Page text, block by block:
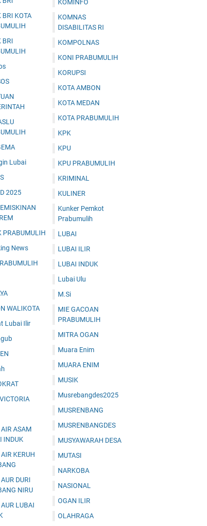
BRI KOTA
BRI
Lubai
2025
PRABUMULIH
News
WALIKOTA
Lubai Ilir
AIR ASAM
INDUK
AIR KERUH
DURI
NIRU
AUR LUBAI
KOMINFO
KOMNAS
DISABILITAS RI
KOMPOLNAS
KONI PRABUMULIH
KORUPSI
KOTA AMBON
KOTA MEDAN
KOTA PRABUMULIH
KPK
KPU
KPU PRABUMULIH
KRIMINAL
KULINER
Kunker Pemkot
Prabumulih
LUBAI
LUBAI ILIR
LUBAI INDUK
Lubai Ulu
M.Si
MIE GACOAN
PRABUMULIH
MITRA OGAN
Muara Enim
MUARA ENIM
MUSIK
Musrebangdes2025
MUSRENBANG
MUSRENBANGDES
MUSYAWARAH DESA
MUTASI
NARKOBA
NASIONAL
OGAN ILIR
OLAHRAGA